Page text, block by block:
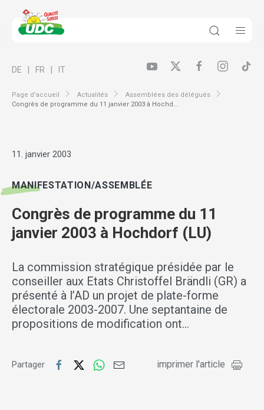
Page d’accueil Actualités
Assemblées des délégués
Congrès de programme du 11 janvier 2003 à Hochd...
DE FR IT
11. janvier 2003
MANIFESTATION/ASSEMBLÉE
Congrès de programme du 11
janvier 2003 à Hochdorf (LU)
La commission stratégique présidée par le
conseiller aux Etats Christoffel Brändli (GR) a
présenté à l’AD un projet de plate-forme
électorale 2003-2007. Une septantaine de
propositions de modification ont…
Partager imprimer l'article